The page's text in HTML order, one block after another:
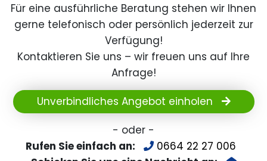
Für eine ausführliche Beratung stehen wir Ihnen
gerne telefonisch oder persönlich jederzeit zur
Verfügung!
Kontaktieren Sie uns – wir freuen uns auf Ihre
Anfrage!
Unverbindliches Angebot einholen
- oder -
Rufen Sie einfach an:
0664 22 27 006